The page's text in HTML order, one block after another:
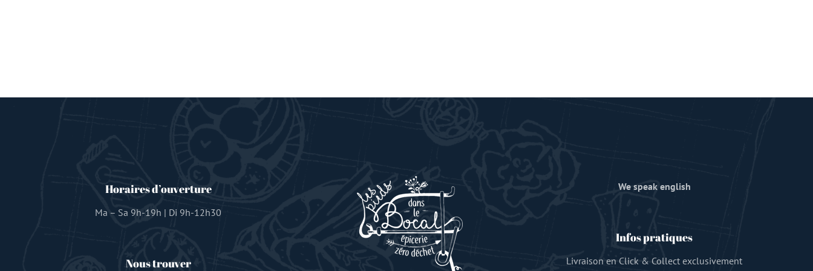
Horaires d’ouverture
Ma – Sa 9h-19h | Di 9h-12h30
Nous trouver
We speak english
Infos pratiques
Livraison en Click & Collect exclusivement